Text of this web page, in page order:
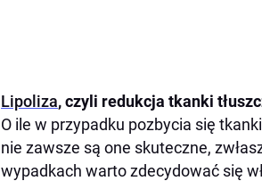
Lipoliza, czyli redukcja tkanki
O ile w przypadku pozbycia się
nie zawsze są one skuteczne,
wypadkach warto zdecydować się